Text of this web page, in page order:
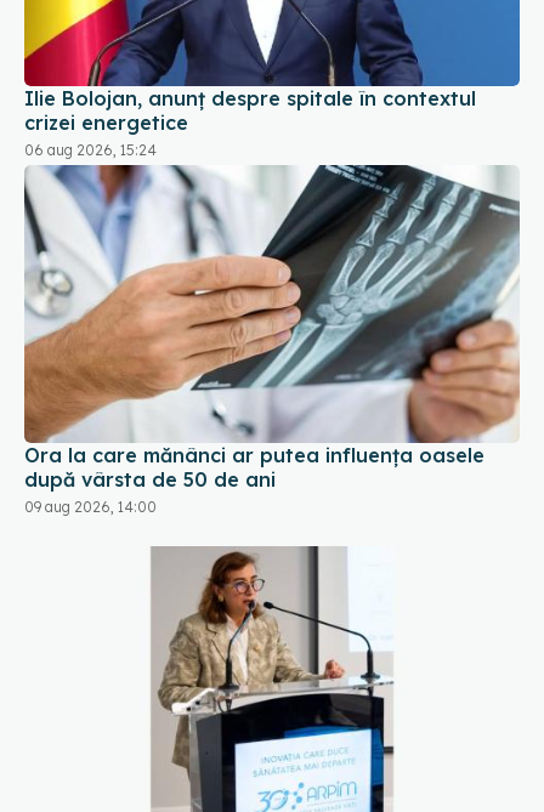
Ilie Bolojan, anunț despre spitale în contextul
crizei energetice
06 aug 2026, 15:24
Ora la care mănânci ar putea influența oasele
după vârsta de 50 de ani
09 aug 2026, 14:00